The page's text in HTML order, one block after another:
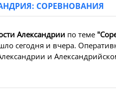
СОРЕВНОВАНИЯ
Александрии по теме
сегодня и вчера.
и